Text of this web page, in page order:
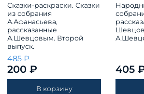
Сказки-раскраски. Сказки
из собрания
А.Афанасьева,
рассказанные
А.Шевцовым. Второй
выпуск.
485 ₽
200 ₽
В корзину
405